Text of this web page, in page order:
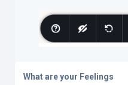
What are your Feelings